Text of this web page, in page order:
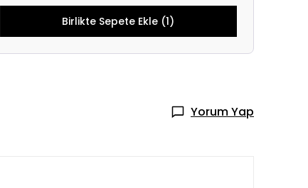
Birlikte Sepete Ekle (1)
Yorum Yap